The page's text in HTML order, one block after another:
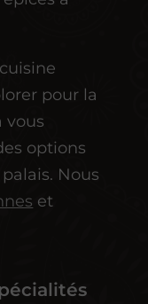
pour la
vous
options
Nous
et